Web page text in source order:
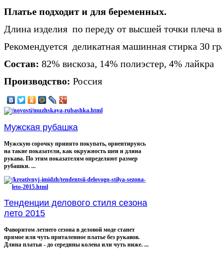
Платье подходит и для беременных.
Длина изделия по переду от высшей точки плеча
Рекомендуется деликатная машинная стирка 30
Состав: 82% вискоза, 14% полиэстер, 4% лайкра
Производство: Россия
Мужская рубашка
Мужскую сорочку принято покупать, ориентируясь
на такие показатели, как окружность шеи и длина
рукава. По этим показателям определяют размер
рубашки. ...
Тенденции делового стиля сезона
лето 2015
Фаворитом летнего сезона в деловой моде станет
прямое или чуть приталенное платье без рукавов.
Длина платья - до середины колена или чуть ниже. ...